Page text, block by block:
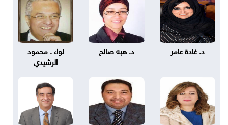
د. غادة عامر د. هبه صالح
لواء . محمود
الرشيدي